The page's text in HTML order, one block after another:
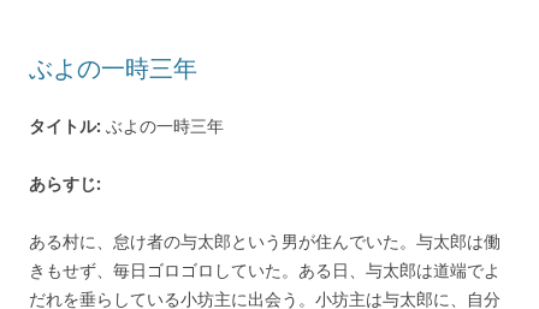
ぶよの一時三年
タイトル: ぶよの一時三年
あらすじ:
ある村に、怠け者の与太郎という男が住んでいた。与太郎は働
きもせず、毎日ゴロゴロしていた。ある日、与太郎は道端でよ
だれを垂らしている小坊主に出会う。小坊主は与太郎に、自分